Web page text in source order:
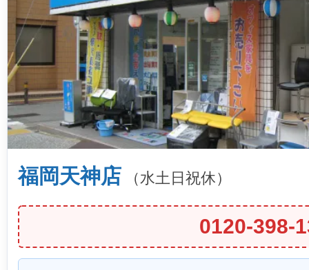
福岡天神店 （水土日祝休）
0120-398-